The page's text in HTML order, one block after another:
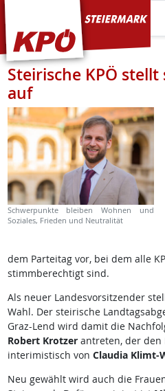
KPÖ Steiermark
Steirische KPÖ
auf
Schwerpunkte bleiben Wohnen und
Soziales, Frieden und Neutralität
dem Parteitag vor, bei dem alle
stimmberechtigt sind.
Als neuer Landesvorsitzender
Wahl. Der steirische
Graz-Lend wird damit die
Robert Krotzerantreten, der den
interimistisch von Claudia Klimt-
Neu gewählt wird auch die